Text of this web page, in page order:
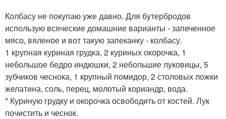
Колбасу не покупаю уже давно. Для бутербродов
использую всяческие домашние варианты - запеченное
мясо, вяленое и вот такую запеканку - колбасу.
1 крупная куриная грудка, 2 куриных окорочка, 1
небольшое бедро индюшки, 2 небольшие луковицы, 5
зубчиков чеснока, 1 крупный помидор, 2 столовых ложки
желатина, соль, перец, молотый кориандр, вода.
* Куриную грудку и окорочка освободить от костей. Лук
почистить и чеснок.